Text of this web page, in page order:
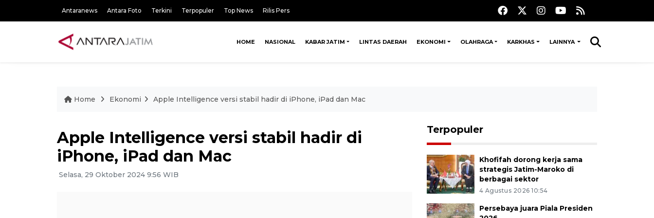
Antaranews Antara Foto Terkini Terpopuler Top News Rilis Pers
HOME NASIONAL KABAR JATIM LINTAS DAERAH EKONOMI OLAHRAGA KARKHAS LAINNYA
Home Ekonomi Apple Intelligence versi stabil hadir di iPhone, iPad dan Mac
Apple Intelligence versi stabil hadir di
iPhone, iPad dan Mac
Selasa, 29 Oktober 2024 9:56 WIB
Terpopuler
Khofifah dorong kerja sama
strategis Jatim-Maroko di
berbagai sektor
4 Agustus 2026 10:54
Persebaya juara Piala Presiden